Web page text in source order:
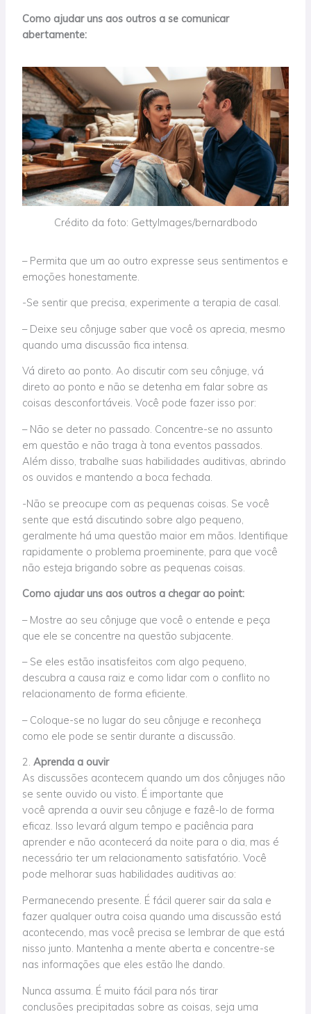
Como ajudar uns aos outros a se comunicar
abertamente:
Crédito da foto: GettyImages/bernardbodo
– Permita que um ao outro expresse seus sentimentos e
emoções honestamente.
-Se sentir que precisa, experimente a terapia de casal.
– Deixe seu cônjuge saber que você os aprecia, mesmo
quando uma discussão fica intensa.
Vá direto ao ponto. Ao discutir com seu cônjuge, vá
direto ao ponto e não se detenha em falar sobre as
coisas desconfortáveis. Você pode fazer isso por:
– Não se deter no passado. Concentre-se no assunto
em questão e não traga à tona eventos passados.
Além disso, trabalhe suas habilidades auditivas, abrindo
os ouvidos e mantendo a boca fechada.
-Não se preocupe com as pequenas coisas. Se você
sente que está discutindo sobre algo pequeno,
geralmente há uma questão maior em mãos . Identifique
rapidamente o problema proeminente, para que você
não esteja brigando sobre as pequenas coisas.
Como ajudar uns aos outros a chegar ao point:
– Mostre ao seu cônjuge que você o entende e peça
que ele se concentre na questão subjacente.
– Se eles estão insatisfeitos com algo pequeno,
descubra a causa raiz e como lidar com o conflito no
relacionamento de forma eficiente.
– Coloque-se no lugar do seu cônjuge e reconheça
como ele pode se sentir durante a discussão.
2.Aprenda a ouvir
As discussões acontecem quando um dos cônjuges não
se sente ouvido ou visto. É importante que
você aprenda a ouvir seu cônjuge e fazê-lo de forma
eficaz. Isso levará algum tempo e paciência para
aprender e não acontecerá da noite para o dia, mas é
necessário ter um relacionamento satisfatório. Você
pode melhorar suas habilidades auditivas ao:
Permanecendo presente. É fácil querer sair da sala e
fazer qualquer outra coisa quando uma discussão está
acontecendo, mas você precisa se lembrar de que está
nisso junto. Mantenha a mente aberta e concentre-se
nas informações que eles estão lhe dando.
Nunca assuma. É muito fácil para nós tirar
conclusões precipitadas sobre as coisas, seja uma